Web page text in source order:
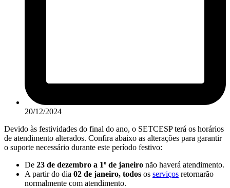
20/12/2024
Devido às festividades do final do ano, o SETCESP terá os horários
de atendimento alterados. Confira abaixo as alterações para garantir
o suporte necessário durante este período festivo:
De 23 de dezembro a 1º de janeiro não haverá atendimento.
A partir do dia 02 de janeiro, todos os serviços retornarão
normalmente com atendimento.